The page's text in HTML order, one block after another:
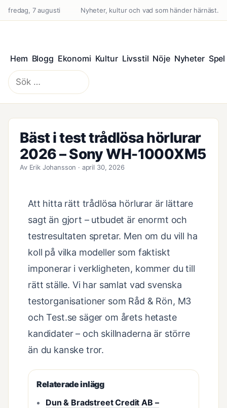
fredag, 7 augusti Nyheter, kultur och vad som händer härnäst.
Hem Blogg Ekonomi Kultur Livsstil Nöje Nyheter Spel
Sök
efter:
Bäst i test trådlösa hörlurar
2026 – Sony WH-1000XM5
Av Erik Johansson · april 30, 2026
Att hitta rätt trådlösa hörlurar är lättare
sagt än gjort – utbudet är enormt och
testresultaten spretar. Men om du vill ha
koll på vilka modeller som faktiskt
imponerar i verkligheten, kommer du till
rätt ställe. Vi har samlat vad svenska
testorganisationer som Råd & Rön, M3
och Test.se säger om årets hetaste
kandidater – och skillnaderna är större
än du kanske tror.
Relaterade inlägg
Dun & Bradstreet Credit AB –